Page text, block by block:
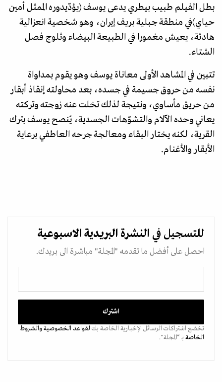
بطل الفيلم طبيب بيطري يدعى يوسف (يؤدّيدوره الممثل أمين
حياي)في منطقة جبلية بريف إيران، وهو شخصية انعزالية
هادئة، يعيش مغمورا في الطبيعة البيضاء وثلوج فصل
الشتاء.
تتبين في المشاهد الأولى معاناة يوسف وهو يقوم بمداواة
نفسه من حروق جسيمة في جسده، بعد محاولته إنقاذ أبقار
من حريق مأساوي، ونتيجة لذلك تخلت عنه زوجته وتركته
يعاني وحده الآلام والتشوّهات الجسدية، يُنصح يوسف بترك
القرية، لكنه يختار البقاء ومعالجة جرحه العاطفي برعاية
الأبقار والأغنام.
للتسجيل في النشرة البريدية الاسبوعية
احصل على أفضل ما تقدمه "المجلة" مباشرة الى بريدك.
تخضع اشتراكات الرسائل الإخبارية الخاصة بكلقواعد الخصوصيةوالشروط
الخاصة بـ “المجلة".